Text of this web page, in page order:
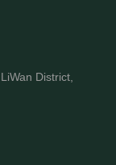
District,